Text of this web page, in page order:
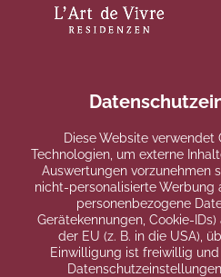
Diese Website verwendet
Technologien, um externe
Auswertungen vorzunehmen
nicht-personalisierte Werbung
personenbezogene
Gerätekennungen, Cookie-
der EU (z. B. in die USA),
Einwilligung ist freiwillig